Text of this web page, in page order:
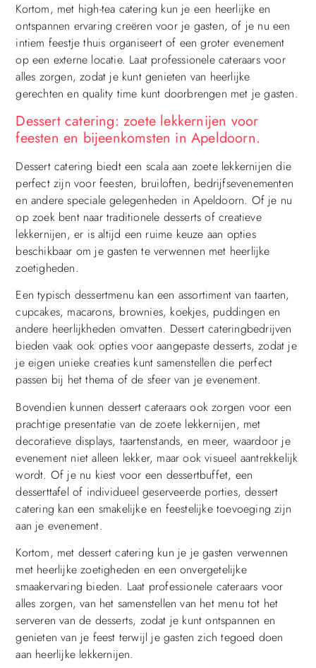
Kortom, met high-tea catering kun je een heerlijke en
ontspannen ervaring creëren voor je gasten, of je nu een
intiem feestje thuis organiseert of een groter evenement
op een externe locatie. Laat professionele cateraars voor
alles zorgen, zodat je kunt genieten van heerlijke
gerechten en quality time kunt doorbrengen met je gasten.
Dessert catering: zoete lekkernijen voor
feesten en bijeenkomsten in Apeldoorn.
Dessert catering biedt een scala aan zoete lekkernijen die
perfect zijn voor feesten, bruiloften, bedrijfsevenementen
en andere speciale gelegenheden in Apeldoorn. Of je nu
op zoek bent naar traditionele desserts of creatieve
lekkernijen, er is altijd een ruime keuze aan opties
beschikbaar om je gasten te verwennen met heerlijke
zoetigheden.
Een typisch dessertmenu kan een assortiment van taarten,
cupcakes, macarons, brownies, koekjes, puddingen en
andere heerlijkheden omvatten. Dessert cateringbedrijven
bieden vaak ook opties voor aangepaste desserts, zodat je
je eigen unieke creaties kunt samenstellen die perfect
passen bij het thema of de sfeer van je evenement.
Bovendien kunnen dessert cateraars ook zorgen voor een
prachtige presentatie van de zoete lekkernijen, met
decoratieve displays, taartenstands, en meer, waardoor je
evenement niet alleen lekker, maar ook visueel aantrekkelijk
wordt. Of je nu kiest voor een dessertbuffet, een
desserttafel of individueel geserveerde porties, dessert
catering kan een smakelijke en feestelijke toevoeging zijn
aan je evenement.
Kortom, met dessert catering kun je je gasten verwennen
met heerlijke zoetigheden en een onvergetelijke
smaakervaring bieden. Laat professionele cateraars voor
alles zorgen, van het samenstellen van het menu tot het
serveren van de desserts, zodat je kunt ontspannen en
genieten van je feest terwijl je gasten zich tegoed doen
aan heerlijke lekkernijen.